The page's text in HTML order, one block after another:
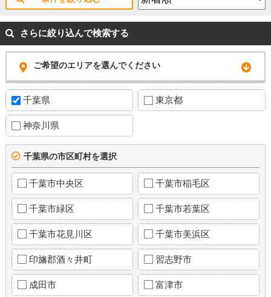
さらに絞り込んで検索する
ご希望のエリアを選んでください
千葉県 東京都
神奈川県
千葉県の市区町村を選択
千葉市中央区 千葉市稲毛区
千葉市緑区 千葉市若葉区
千葉市花見川区 千葉市美浜区
印旛郡酒々井町 習志野市
成田市 富津市